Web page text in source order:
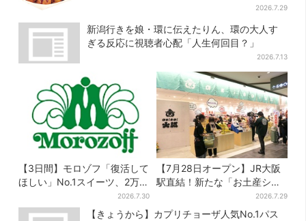
2026.7.29
新潟行きを娘・環に伝えたりん、環の大人す
ぎる反応に視聴者心配「人生何回目？」
2026.7.13
【3日間】モロゾフ「復活して
ほしい」No.1スイーツ、2万
3865票から選ばれた名作を限
定販売
2026.7.30
【7月28日オープン】JR大阪
駅直結！新たな「お土産ショ
ップ」、銘菓バラ売りで地元
民の“おやつ調達”にも
2026.7.29
【きょうから】カプリチョーザ人気No.1パス